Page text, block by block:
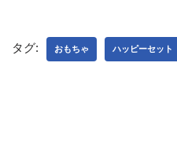
タグ: おもちゃ ハッピーセット